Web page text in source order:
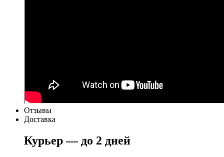
Отзывы
Доставка
Курьер — до 2 дней